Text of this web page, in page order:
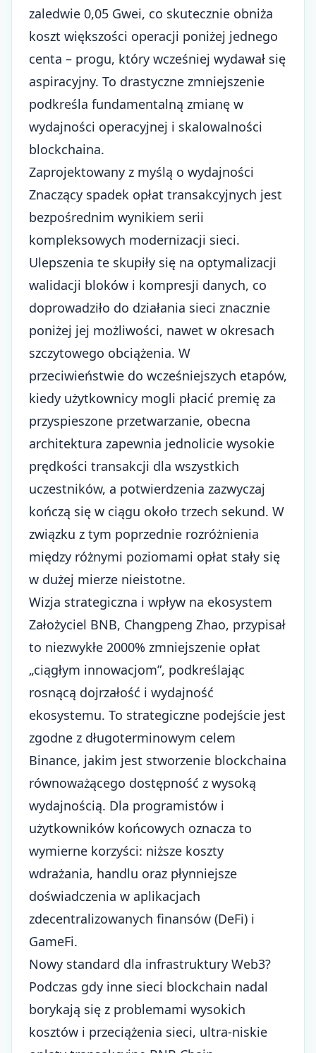
zaledwie 0,05 Gwei, co skutecznie obniża
koszt większości operacji poniżej jednego
centa – progu, który wcześniej wydawał się
aspiracyjny. To drastyczne zmniejszenie
podkreśla fundamentalną zmianę w
wydajności operacyjnej i skalowalności
blockchaina.
Zaprojektowany z myślą o wydajności
Znaczący spadek opłat transakcyjnych jest
bezpośrednim wynikiem serii
kompleksowych modernizacji sieci.
Ulepszenia te skupiły się na optymalizacji
walidacji bloków i kompresji danych, co
doprowadziło do działania sieci znacznie
poniżej jej możliwości, nawet w okresach
szczytowego obciążenia. W
przeciwieństwie do wcześniejszych etapów,
kiedy użytkownicy mogli płacić premię za
przyspieszone przetwarzanie, obecna
architektura zapewnia jednolicie wysokie
prędkości transakcji dla wszystkich
uczestników, a potwierdzenia zazwyczaj
kończą się w ciągu około trzech sekund. W
związku z tym poprzednie rozróżnienia
między różnymi poziomami opłat stały się
w dużej mierze nieistotne.
Wizja strategiczna i wpływ na ekosystem
Założyciel BNB, Changpeng Zhao, przypisał
to niezwykłe 2000% zmniejszenie opłat
„ciągłym innowacjom”, podkreślając
rosnącą dojrzałość i wydajność
ekosystemu. To strategiczne podejście jest
zgodne z długoterminowym celem
Binance, jakim jest stworzenie blockchaina
równoważącego dostępność z wysoką
wydajnością. Dla programistów i
użytkowników końcowych oznacza to
wymierne korzyści: niższe koszty
wdrażania, handlu oraz płynniejsze
doświadczenia w aplikacjach
zdecentralizowanych finansów (DeFi) i
GameFi.
Nowy standard dla infrastruktury Web3?
Podczas gdy inne sieci blockchain nadal
borykają się z problemami wysokich
kosztów i przeciążenia sieci, ultra-niskie